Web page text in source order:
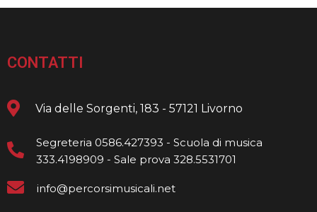
CONTATTI
Via delle Sorgenti, 183 - 57121 Livorno
Segreteria 0586.427393 - Scuola di musica
333.4198909 - Sale prova 328.5531701
info@percorsimusicali.net